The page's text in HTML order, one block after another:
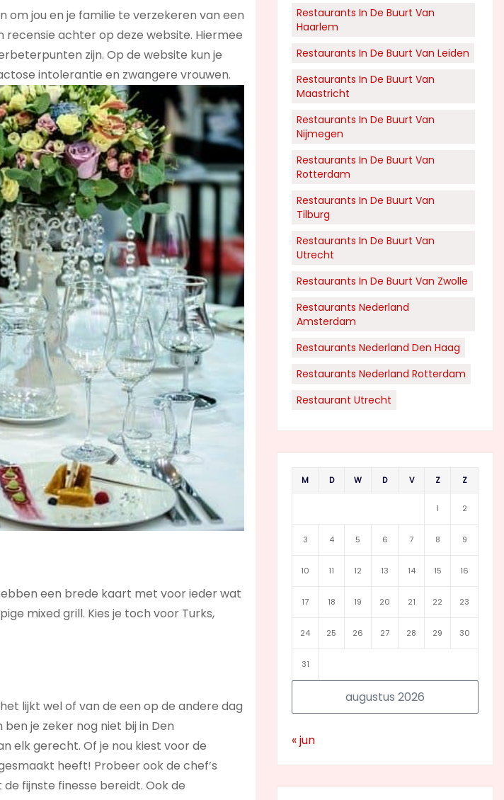
om jou en je familie te verzekeren van een
recensie achter op deze website. Hiermee
zijn. Op de website kun je
intolerantie en zwangere vrouwen.
een brede kaart met voor ieder wat
mixed grill. Kies je toch voor Turks,
lijkt wel of van de een op de andere dag
je zeker nog niet bij in Den
elk gerecht. Of je nou kiest voor de
heeft! Probeer ook de chef’s
fijnste finesse bereidt. Ook de
Restaurants In De Buurt Van
Haarlem
Restaurants In De Buurt Van Leiden
Restaurants In De Buurt Van
Maastricht
Restaurants In De Buurt Van
Nijmegen
Restaurants In De Buurt Van
Rotterdam
Restaurants In De Buurt Van
Tilburg
Restaurants In De Buurt Van
Utrecht
Restaurants In De Buurt Van Zwolle
Restaurants Nederland
Amsterdam
Restaurants Nederland Den Haag
Restaurants Nederland Rotterdam
Restaurant Utrecht
augustus 2026
M D W D V Z Z
1 2
3 4 5 6 7 8 9
10 11 12 13 14 15 16
17 18 19 20 21 22 23
24 25 26 27 28 29 30
31
« jun